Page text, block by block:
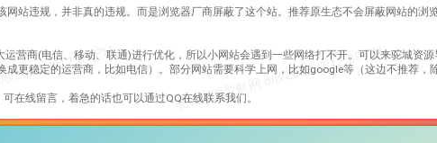
网站违规，并非真的违规。而是浏览器厂商屏蔽了这个站。推荐原生态不会屏蔽网站的浏
运营商(电信、移动、联通)进行优化，所以小网站会遇到一些网络打不开。可以来驼城资源
更稳定的运营商，比如电信）。部分网站需要科学上网，比如google等（这边不推荐，
在线留言，着急的话也可以通过QQ在线联系我们。